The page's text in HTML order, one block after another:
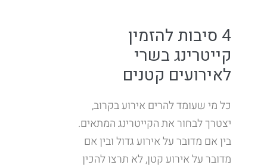
4 סיבות להזמין
קייטרינג בשרי
לאירועים קטנים
כל מי שעומד להרים אירוע בקרוב,
יצטרך לבחור את הקייטרינג המתאים.
בין אם מדובר על אירוע גדול ובין אם
מדובר על אירוע קטן, לא תרצו להכין